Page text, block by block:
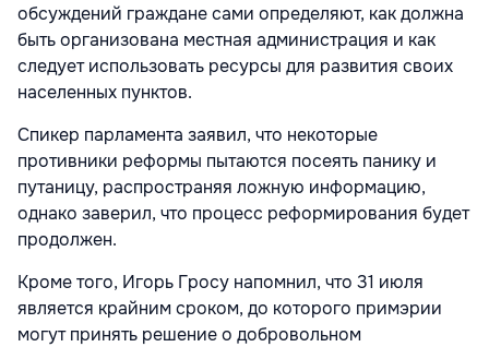
обсуждений граждане сами определяют, как должна
быть организована местная администрация и как
следует использовать ресурсы для развития своих
населенных пунктов.
Спикер парламента заявил, что некоторые
противники реформы пытаются посеять панику и
путаницу, распространяя ложную информацию,
однако заверил, что процесс реформирования будет
продолжен.
Кроме того, Игорь Гросу напомнил, что 31 июля
является крайним сроком, до которого примэрии
могут принять решение о добровольном